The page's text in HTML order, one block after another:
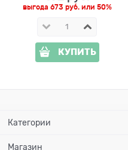
выгода 673 руб.или 50%
КУПИТЬ
Категории
Магазин